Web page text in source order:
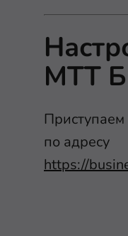
МТТ
по адресу
https://